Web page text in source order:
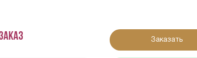
Заказать